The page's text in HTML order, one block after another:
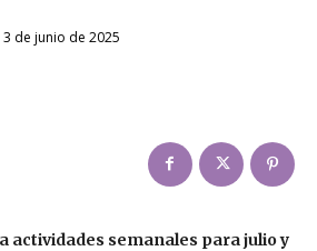
3 de junio de 2025
actividades semanales para julio y